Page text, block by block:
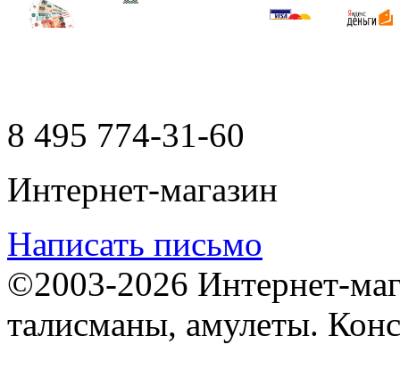
8 495 774-31-60
Интернет-магазин
Написать письмо
©2003-2026 Интернет-
талисманы, амулеты.